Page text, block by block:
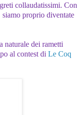
collaudatissimi. Con
proprio diventate
naturale dei rametti
al contest di Le Coq